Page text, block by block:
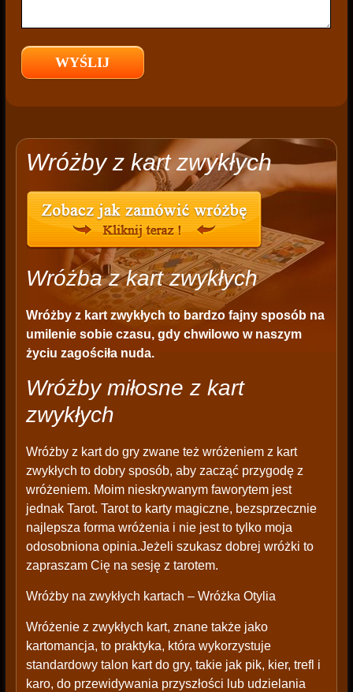
Wróżby z kart zwykłych
Wróżba z kart zwykłych
Wróżby z kart zwykłych to bardzo fajny sposób na
umilenie sobie czasu, gdy chwilowo w naszym
życiu zagościła nuda.
Wróżby miłosne z kart
zwykłych
Wróżby z kart do gry zwane też wróżeniem z kart
zwykłych to dobry sposób, aby zacząć przygodę z
wróżeniem. Moim nieskrywanym faworytem jest
jednak Tarot. Tarot to karty magiczne, bezsprzecznie
najlepsza forma wróżenia i nie jest to tylko moja
odosobniona opinia.Jeżeli szukasz dobrej wróżki to
zapraszam Cię na sesję z tarotem.
Wróżby na zwykłych kartach – Wróżka Otylia
Wróżenie z zwykłych kart, znane także jako
kartomancja, to praktyka, która wykorzystuje
standardowy talon kart do gry, takie jak pik, kier, trefl i
karo, do przewidywania przyszłości lub udzielania